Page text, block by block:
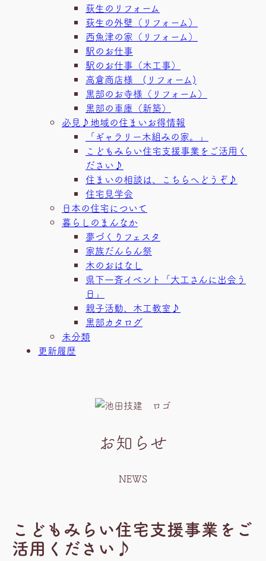
荻生のリフォーム
荻生の外壁（リフォーム）
西魚津の家（リフォーム）
駅のお仕事
駅のお仕事（木工事）
高倉商店様 (リフォーム)
黒部のお寺様（リフォーム）
黒部の車庫（新築）
必見♪地域の住まいお得情報
「ギャラリー木組みの家。」
こどもみらい住宅支援事業をご活用く
ださい♪
住まいの相談は、こちらへどうぞ♪
住宅見学会
日本の住宅について
暮らしのまんなか
夢づくりフェスタ
家族だんらん祭
木のおはなし
県下一斉イベント「大工さんに出会う
日」
親子活動、木工教室♪
黒部カタログ
未分類
更新履歴
お知らせ
NEWS
こどもみらい住宅支援事業をご
活用ください♪